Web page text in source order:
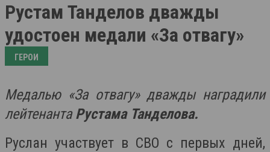
Рустам Танделов дважды
удостоен медали «За отвагу»
ГЕРОИ
Медалью «За отвагу» дважды наградили
лейтенантаРустама Танделова.
Руслан участвует в СВО с первых дней,